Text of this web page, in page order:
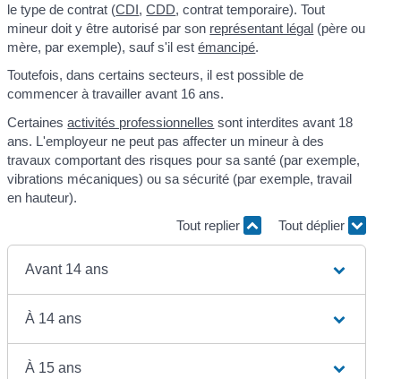
le type de contrat (CDI,CDD, contrat temporaire). Tout
mineur doit y être autorisé par son représentant légal (père ou
mère, par exemple), sauf s'il estémancipé.
Toutefois, dans certains secteurs, il est possible de
commencer à travailler avant 16 ans.
Certainesactivités professionnelles sont interdites avant 18
ans. L'employeur ne peut pas affecter un mineur à des
travaux comportant des risques pour sa santé (par exemple,
vibrations mécaniques) ou sa sécurité (par exemple, travail
en hauteur).
Tout replier
Tout déplier
Avant 14 ans
À 14 ans
À 15 ans